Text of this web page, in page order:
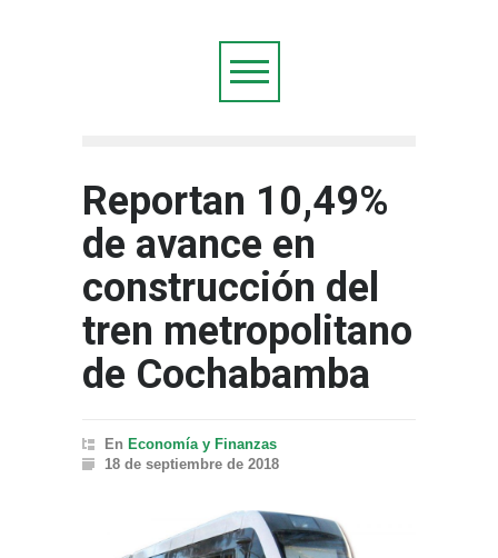
Reportan 10,49%
de avance en
construcción del
tren metropolitano
de Cochabamba
En Economía y Finanzas
18 de septiembre de 2018